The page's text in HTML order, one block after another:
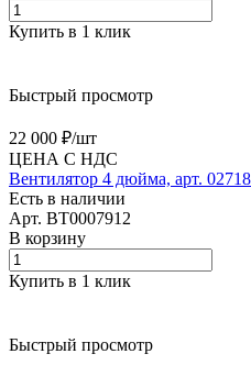
Купить в 1 клик
Быстрый просмотр
22 000 ₽/шт
ЦЕНА С НДС
Вентилятор 4 дюйма, арт.
Есть в наличии
Арт. BT0007912
В корзину
Купить в 1 клик
Быстрый просмотр